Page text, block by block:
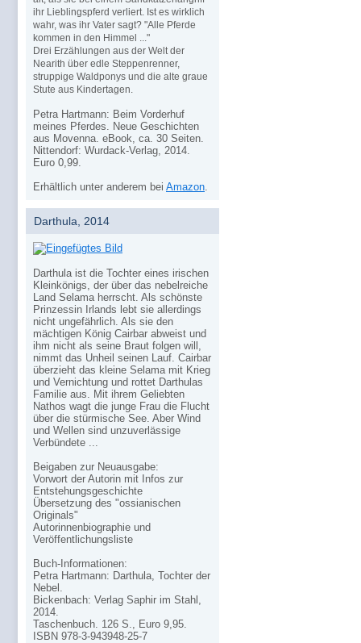
ihr Lieblingspferd verliert. Ist es wirklich
wahr, was ihr Vater sagt? "Alle Pferde
kommen in den Himmel ..."
Drei Erzählungen aus der Welt der
Nearith über edle Steppenrenner,
struppige Waldponys und die alte graue
Stute aus Kindertagen.
Petra Hartmann: Beim Vorderhuf
meines Pferdes. Neue Geschichten
aus Movenna. eBook, ca. 30 Seiten.
Nittendorf: Wurdack-Verlag, 2014.
Euro 0,99.
Erhältlich unter anderem bei Amazon.
Darthula, 2014
Darthula ist die Tochter eines irischen
Kleinkönigs, der über das nebelreiche
Land Selama herrscht. Als schönste
Prinzessin Irlands lebt sie allerdings
nicht ungefährlich. Als sie den
mächtigen König Cairbar abweist und
ihm nicht als seine Braut folgen will,
nimmt das Unheil seinen Lauf. Cairbar
überzieht das kleine Selama mit Krieg
und Vernichtung und rottet Darthulas
Familie aus. Mit ihrem Geliebten
Nathos wagt die junge Frau die Flucht
über die stürmische See. Aber Wind
und Wellen sind unzuverlässige
Verbündete ...
Beigaben zur Neuausgabe:
Vorwort der Autorin mit Infos zur
Entstehungsgeschichte
Übersetzung des "ossianischen
Originals"
Autorinnenbiographie und
Veröffentlichungsliste
Buch-Informationen:
Petra Hartmann: Darthula, Tochter der
Nebel.
Bickenbach: Verlag Saphir im Stahl,
2014.
Taschenbuch. 126 S., Euro 9,95.
ISBN 978-3-943948-25-7